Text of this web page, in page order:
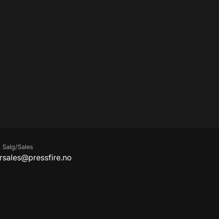
Salg/Sales
sales@pressfire.no